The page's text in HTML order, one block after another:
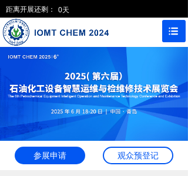
距离开展还剩： 0天
参展申请 观众预登记